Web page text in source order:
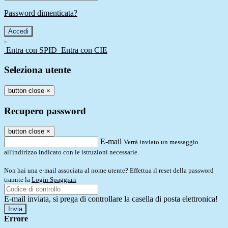
Password dimenticata?
-
Entra con SPID Entra con CIE
Seleziona utente
button close ×
Recupero password
button close ×
E-mail Verrà inviato un messaggio
all'indirizzo indicato con le istruzioni necessarie.
Non hai una e-mail associata al nome utente? Effettua il reset della password
tramite la Login Spaggiari
E-mail inviata, si prega di controllare la casella di posta elettronica!
Errore